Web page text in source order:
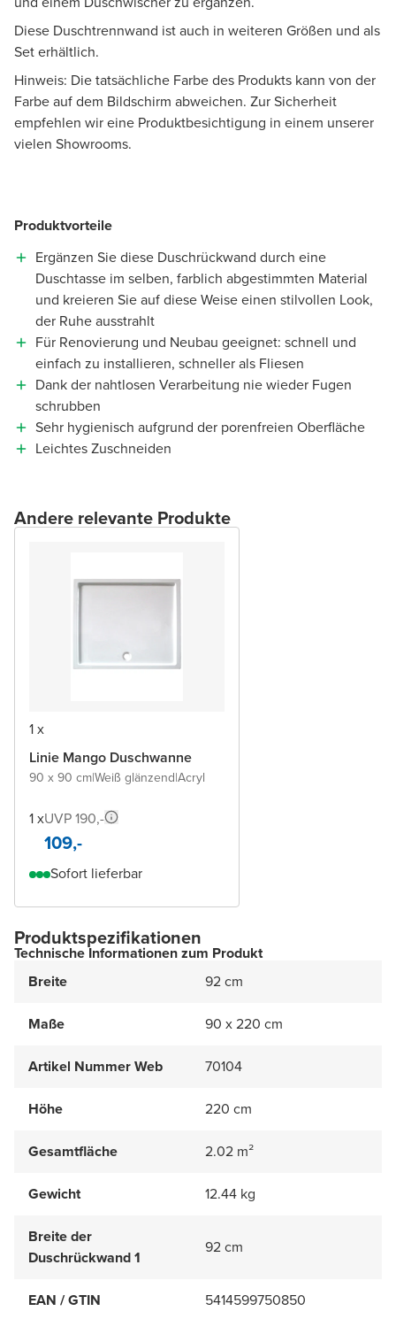
Diese Duschtrennwand ist auch in weiteren Größen und als
Set erhältlich.
Hinweis: Die tatsächliche Farbe des Produkts kann von der
Farbe auf dem Bildschirm abweichen. Zur Sicherheit
empfehlen wir eine Produktbesichtigung in einem unserer
vielen Showrooms.
Produktvorteile
Ergänzen Sie diese Duschrückwand durch eine
Duschtasse im selben, farblich abgestimmten Material
und kreieren Sie auf diese Weise einen stilvollen Look,
der Ruhe ausstrahlt
Für Renovierung und Neubau geeignet: schnell und
einfach zu installieren, schneller als Fliesen
Dank der nahtlosen Verarbeitung nie wieder Fugen
schrubben
Sehr hygienisch aufgrund der porenfreien Oberfläche
Leichtes Zuschneiden
Andere relevante Produkte
1 x
Linie Mango Duschwanne
90 x 90 cm|Weiß glänzend|Acryl
1 xUVP 190,-
109,-
Sofort lieferbar
Produktspezifikationen
Technische Informationen zum Produkt
Breite
92 cm
Maße 90 x 220 cm
Artikel Nummer Web 70104
Höhe 220 cm
Gesamtfläche 2.02 m²
Gewicht 12.44 kg
Breite der
Duschrückwand 1
92 cm
EAN / GTIN 5414599750850